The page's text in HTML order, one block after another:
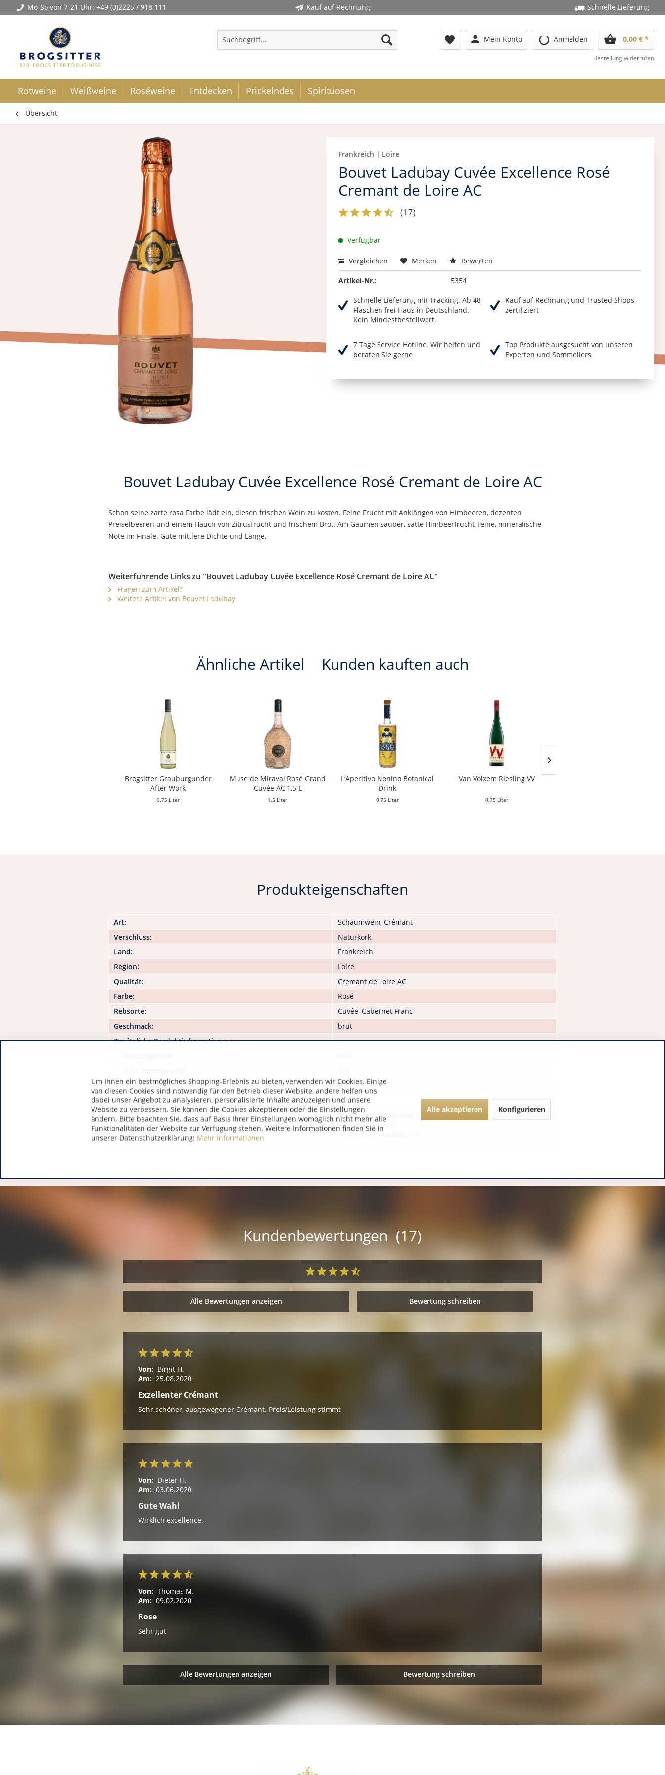
Mo-So von 7-21 Uhr: +49 (0)2225 / 918 111 Kauf auf Rechnung Schnelle Lieferung
favorite person Mein Konto Anmelden shopping_basket 0,00 € *
Bestellung widerrufen
Rotweine Weißweine Roséweine Entdecken Prickelndes Spirituosen
Übersicht
Frankreich | Loire
Bouvet Ladubay Cuvée Excellence Rosé
Cremant de Loire AC
(17)
Verfügbar
Vergleichen Merken Bewerten
Artikel-Nr.: 5354
Schnelle Lieferung mit Tracking. Ab 48
Flaschen frei Haus in Deutschland.
Kein Mindestbestellwert.
Kauf auf Rechnung und Trusted Shops
zertifiziert
7 Tage Service Hotline. Wir helfen und
beraten Sie gerne
Top Produkte ausgesucht von unseren
Experten und Sommeliers
Bouvet Ladubay Cuvée Excellence Rosé Cremant de Loire AC
Schon seine zarte rosa Farbe lädt ein, diesen frischen Wein zu kosten. Feine Frucht mit Anklängen von Himbeeren, dezenten
Preiselbeeren und einem Hauch von Zitrusfrucht und frischem Brot. Am Gaumen sauber, satte Himbeerfrucht, feine, mineralische
Note im Finale. Gute mittlere Dichte und Länge.
Weiterführende Links zu "Bouvet Ladubay Cuvée Excellence Rosé Cremant de Loire AC"
Fragen zum Artikel?
Weitere Artikel von Bouvet Ladubay
Ähnliche Artikel Kunden kauften auch
Brogsitter Grauburgunder
After Work
0.75 Liter
Muse de Miraval Rosé Grand
Cuvée AC 1,5 L
1.5 Liter
L‘Aperitivo Nonino Botanical
Drink
0.75 Liter
Van Volxem Riesling VV
0.75 Liter
Produkteigenschaften
Art:
Schaumwein, Crémant
Verschluss:
Naturkork
Land:
Frankreich
Region:
Loire
Qualität:
Cremant de Loire AC
Farbe:
Rosé
Rebsorte:
Cuvée, Cabernet Franc
Geschmack:
brut
Zusätzliche Produktinformationen:
Restzucker:
0,00
Säuregehalt:
0,00
Hersteller / Importeur:
WeingutMaison Bouvet Ladubay
FR 49400 Saumur
www.bouvetladubay.com
Kundenbewertungen (17)
Alle Bewertungen anzeigen Bewertung schreiben
Von: Birgit H.
Am: 25.08.2020
Exzellenter Crémant
Sehr schöner, ausgewogener Crémant. Preis/Leistung stimmt
Von: Dieter H.
Am: 03.06.2020
Gute Wahl
Wirklich excellence.
Von: Thomas M.
Am: 09.02.2020
Rose
Sehr gut
Alle Bewertungen anzeigen Bewertung schreiben
Um Ihnen ein bestmögliches Shopping-Erlebnis zu bieten, verwenden wir Cookies. Einige
von diesen Cookies sind notwendig für den Betrieb dieser Website, andere helfen uns
dabei unser Angebot zu analysieren, personalisierte Inhalte anzuzeigen und unsere
Website zu verbessern. Sie können die Cookies akzeptieren oder die Einstellungen
ändern. Bitte beachten Sie, dass auf Basis Ihrer Einstellungen womöglich nicht mehr alle
Funktionalitäten der Website zur Verfügung stehen. Weitere Informationen finden Sie in
unserer Datenschutzerklärung: Mehr Informationen
Alle akzeptieren Konfigurieren